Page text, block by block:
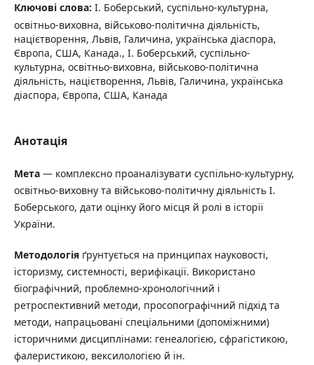
Ключові слова: І. Боберський, суспільно-культурна,
освітньо-виховна, військово-політична діяльність,
націєтворення, Львів, Галичина, українська діаспора,
Європа, США, Канада., І. Боберський, суспільно-
культурна, освітньо-виховна, військово-політична
діяльність, націєтворення, Львів, Галичина, українська
діаспора, Європа, США, Канада
Анотація
Мета— комплексно проаналізувати суспільно-культурну,
освітньо-виховну та військово-політичну діяльність І.
Боберського, дати оцінку його місця й ролі в історії
України.
Методологія ґрунтується на принципах науковості,
історизму, системності, верифікації. Використано
біографічний, проблемно-хронологічний і
ретроспективний методи, просопографічний підхід та
методи, напрацьовані спеціальними (допоміжними)
історичними дисциплінами: генеалогією, сфрагістикою,
фалеристикою, вексилологією й ін.